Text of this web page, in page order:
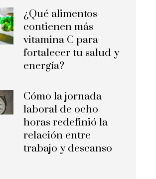
¿Qué alimentos
contienen más
vitamina C para
fortalecer tu salud y
energía?
Cómo la jornada
laboral de ocho
horas redefinió la
relación entre
trabajo y descanso